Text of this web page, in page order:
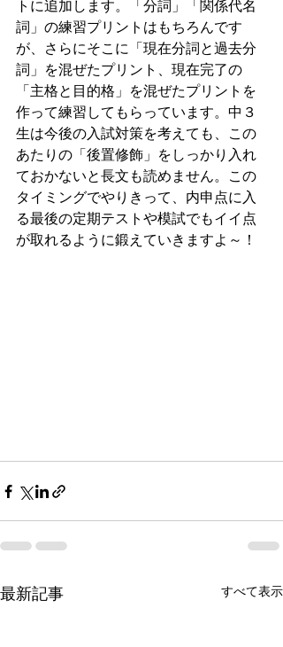
トに追加します。「分詞」「関係代名
詞」の練習プリントはもちろんです
が、さらにそこに「現在分詞と過去分
詞」を混ぜたプリント、現在完了の
「主格と目的格」を混ぜたプリントを
作って練習してもらっています。中３
生は今後の入試対策を考えても、この
あたりの「後置修飾」をしっかり入れ
ておかないと長文も読めません。この
タイミングでやりきって、内申点に入
る最後の定期テストや模試でもイイ点
が取れるように鍛えていきますよ～！
最新記事 すべて表示